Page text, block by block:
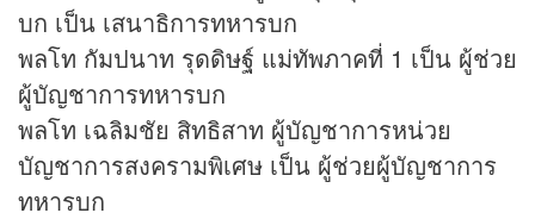
บก เป็น เสนาธิการทหารบก
พลโท กัมปนาท รุดดิษฐ์ แม่ทัพภาคที่ 1 เป็น ผู้ช่วย
ผู้บัญชาการทหารบก
พลโท เฉลิมชัย สิทธิสาท ผู้บัญชาการหน่วย
บัญชาการสงครามพิเศษ เป็น ผู้ช่วยผู้บัญชาการ
ทหารบก